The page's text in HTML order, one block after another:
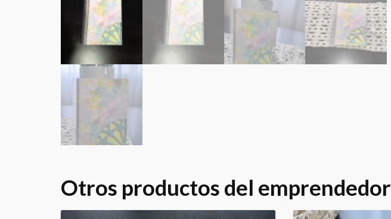
Otros productos del emprendedor